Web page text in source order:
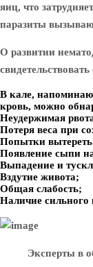
яиц, что
паразиты
О развитии
В кале,
кровь, можно
Неудержимая
Потеря веса при
Попытки вытереть
Появление сыпи
Выпадение и
Вздутие живота;
Общая слабость;
Наличие сильного
Эксперты в